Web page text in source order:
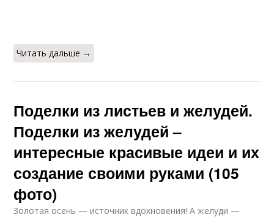
Читать дальше →
Поделки из листьев и желудей.
Поделки из желудей –
интересные красивые идеи и их
создание своими руками (105
фото)
Золотая осень — источник вдохновения! А желуди —